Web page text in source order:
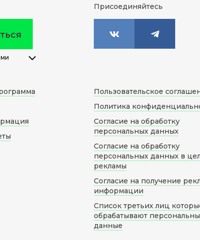
Присоединяйтесь
Пользовательское
Политика
Согласие на обработку
персональных данных
Согласие на обработку
персональных данных в
рекламы
Согласие на получение
информации
Список третьих лиц
обрабатывают
данные